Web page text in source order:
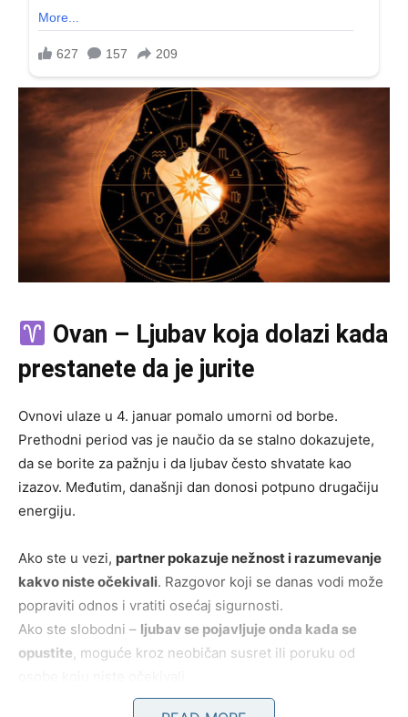
Ovan – Ljubav koja dolazi kada
prestanete da je jurite
Ovnovi ulaze u 4. januar pomalo umorni od borbe.
Prethodni period vas je naučio da se stalno dokazujete,
da se borite za pažnju i da ljubav često shvatate kao
izazov. Međutim, današnji dan donosi potpuno drugačiju
energiju.
Ako ste u vezi, partner pokazuje nežnost i razumevanje
kakvo niste očekivali. Razgovor koji se danas vodi može
popraviti odnos i vratiti osećaj sigurnosti.
Ako ste slobodni – ljubav se pojavljuje onda kada se
opustite, moguće kroz neobičan susret ili poruku od